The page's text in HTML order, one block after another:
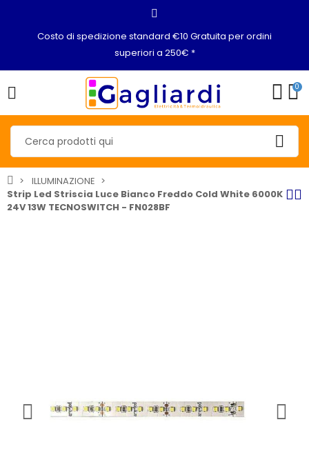
Costo di spedizione standard €10 Gratuita per ordini
superiori a 250€ *
0
ILLUMINAZIONE
Strip Led Striscia Luce Bianco Freddo Cold White 6000K
24V 13W TECNOSWITCH - FN028BF